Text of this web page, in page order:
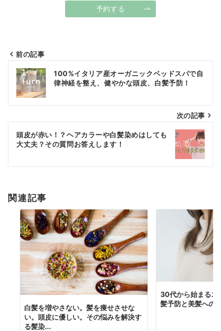
予約する
投
稿
ナ
ビ
ゲ
シ
ン
前の記事
100%イタリア産オーガニックベッドスパで自
律神経を整え、健やかな頭皮、白髪予防！
次の記事
頭皮が赤い！？ヘアカラーや白髪染めはしても
大丈夫？その質問お答えします！
関連記事
白髪を増やさない。髪を痩せさせな
い。頭皮に優しい。その悩みを解決す
る髪染...
30代から始まるエ
髪予防と美髪への